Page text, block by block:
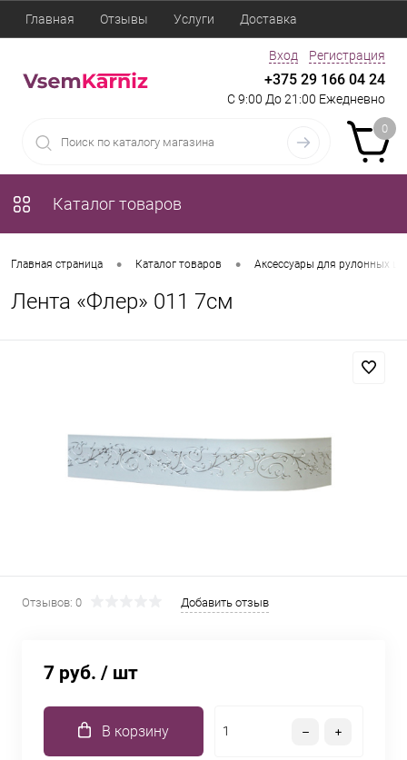
Главная Отзывы Услуги Доставка
Вход Регистрация
+375 29 166 04 24
С 9:00 До 21:00 Ежедневно
0
Каталог товаров
Главная страница • Каталог товаров • Аксессуары для рулонных
Лента «Флер» 011 7см
Отзывов: 0 Добавить отзыв
7 руб. / шт
В корзину